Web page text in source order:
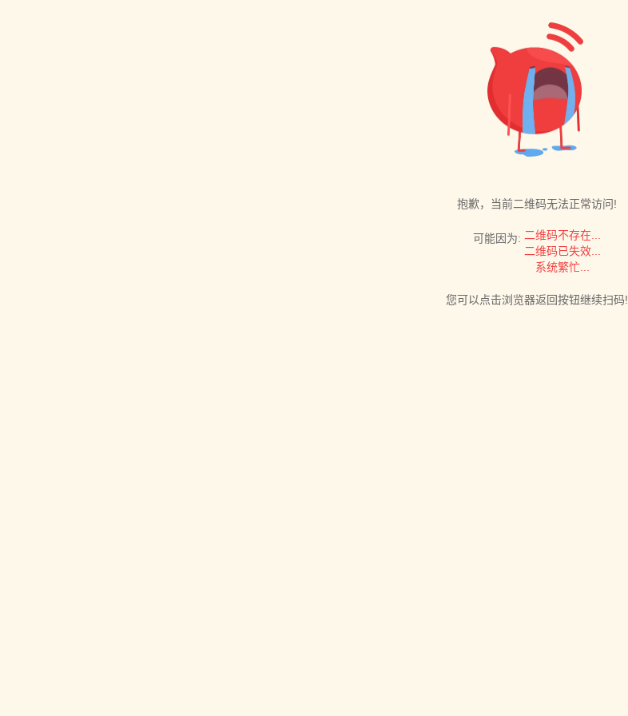
抱歉，当前二维码无法正常访问!
可能因为: 二维码不存在...
二维码已失效...
系统繁忙...
您可以点击浏览器返回按钮继续扫码!